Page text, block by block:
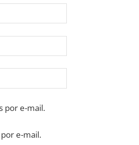
por e-mail.
e-mail.